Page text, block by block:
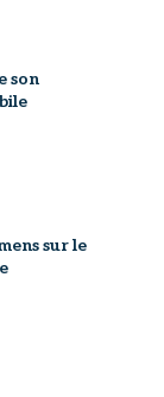
son
sur le